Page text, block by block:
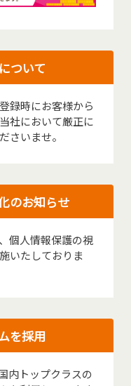
ついて
録時にお客様から
社において厳正に
さいませ。
のお知らせ
個人情報保護の視
いたしておりま
を採用
内トップクラスの